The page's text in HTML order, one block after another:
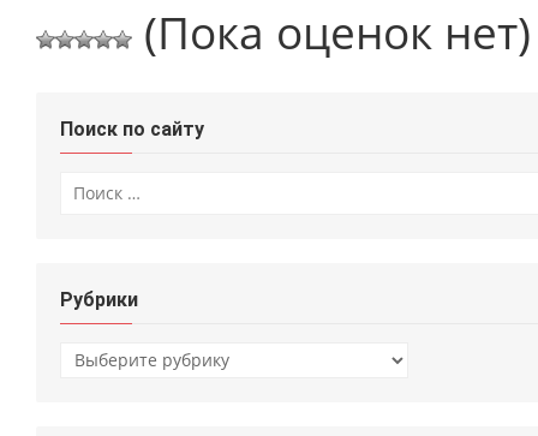
(Пока оценок нет)
Поиск по сайту
Рубрики
Рубрики